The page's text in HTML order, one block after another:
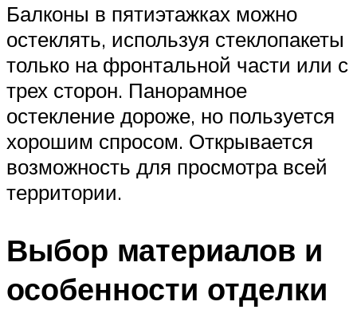
Балконы в пятиэтажках можно
остеклять, используя стеклопакеты
только на фронтальной части или с
трех сторон. Панорамное
остекление дороже, но пользуется
хорошим спросом. Открывается
возможность для просмотра всей
территории.
Выбор материалов и
особенности отделки